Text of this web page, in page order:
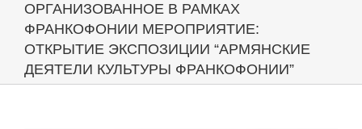
ОРГАНИЗОВАННОЕ В РАМКАХ
ФРАНКОФОНИИ МЕРОПРИЯТИЕ:
ОТКРЫТИЕ ЭКСПОЗИЦИИ “АРМЯНСКИЕ
ДЕЯТЕЛИ КУЛЬТУРЫ ФРАНКОФОНИИ”